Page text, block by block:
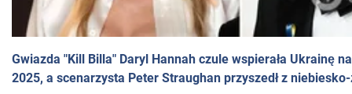
Gwiazda "Kill Billa" Daryl Hannah czule wspierała Ukrainę
2025, a scenarzysta Peter Straughan przyszedł z